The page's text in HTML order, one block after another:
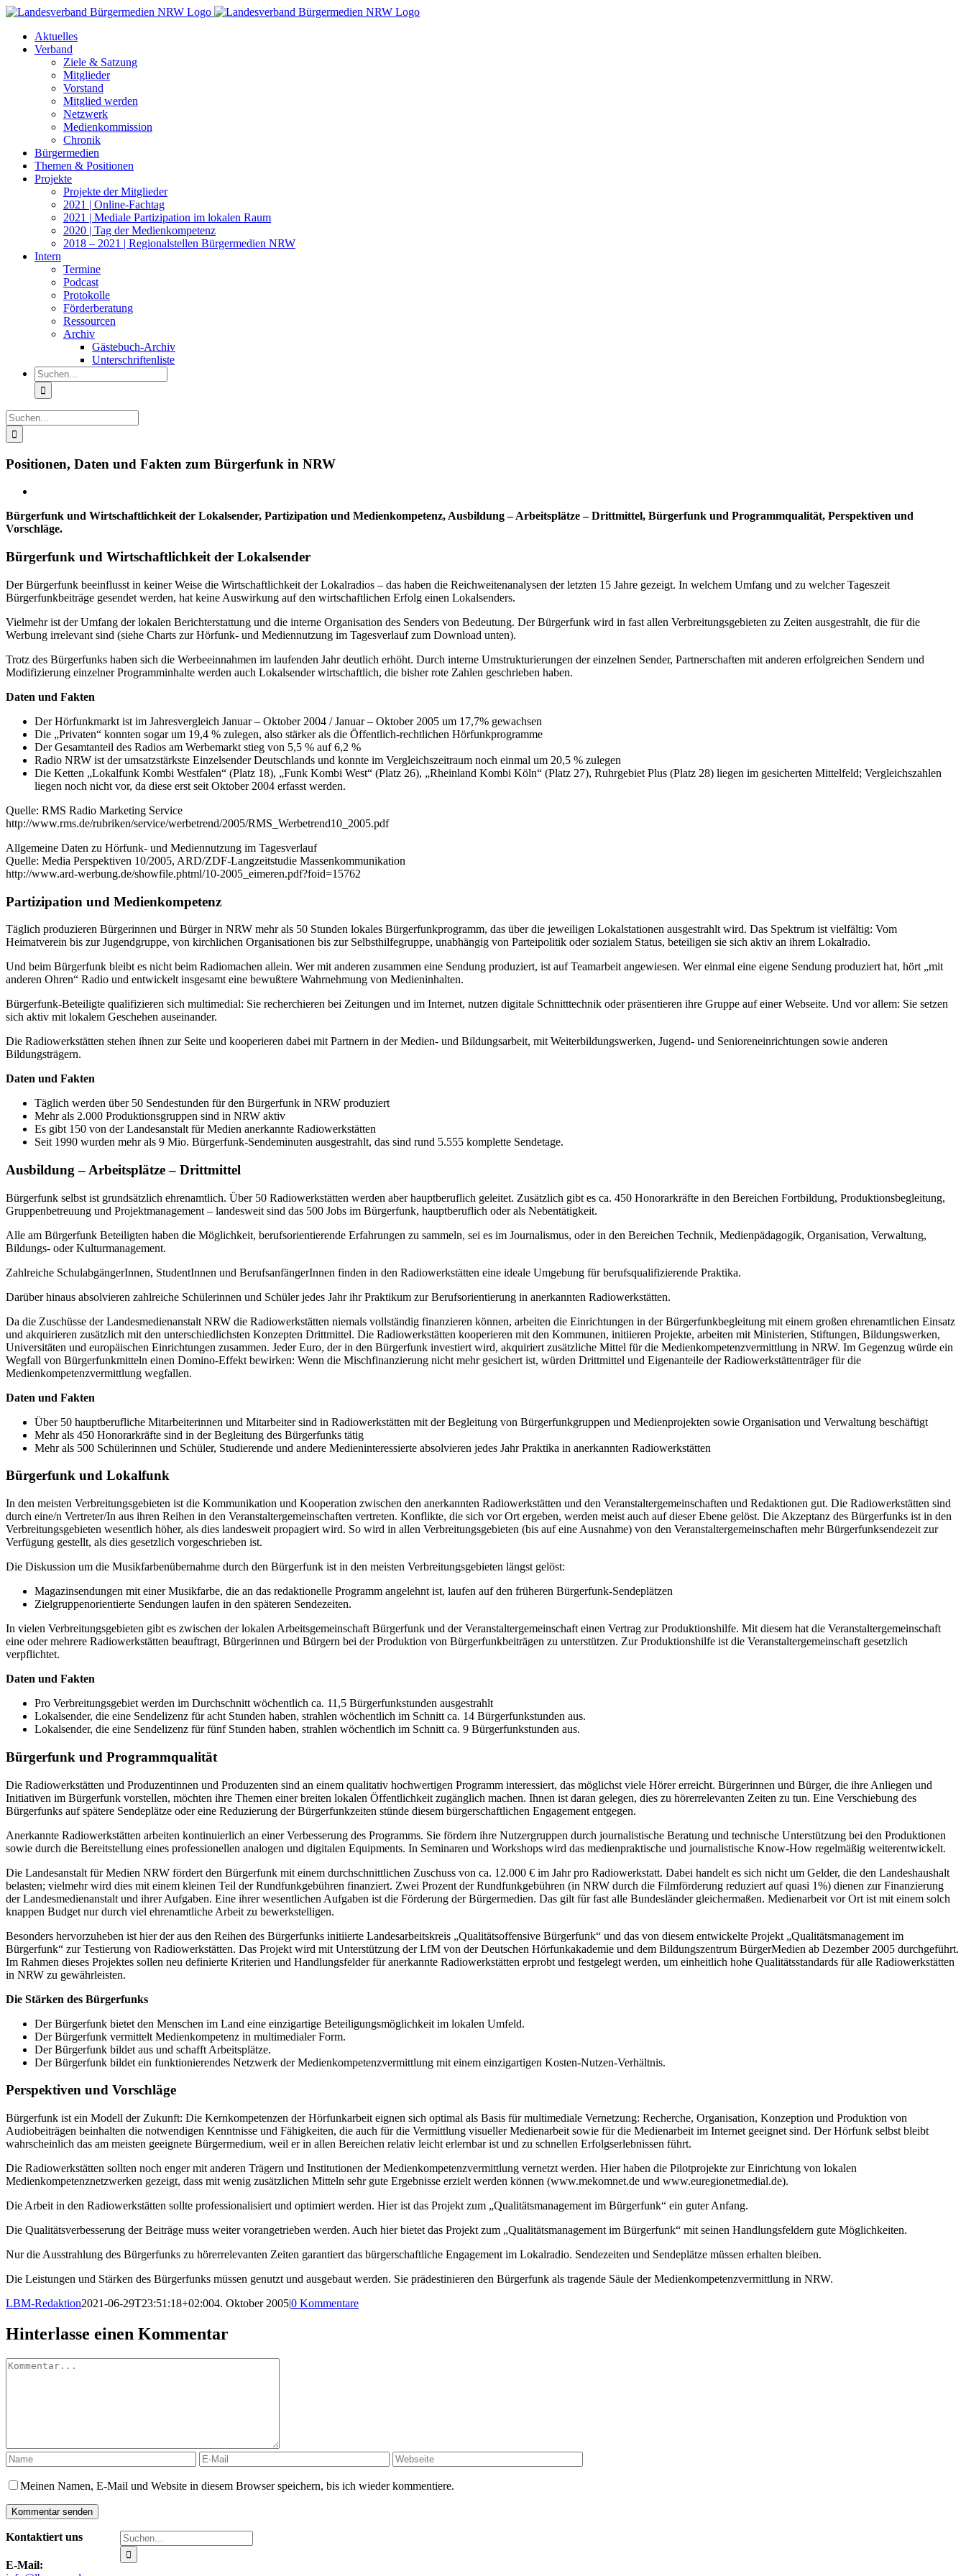
Zum
springenAktuelles
Verband
Ziele & Satzung
Mitglieder
Vorstand
Mitglied werden
Netzwerk
Medienkommission
Chronik
Bürgermedien
Themen & Positionen
Projekte
Projekte der Mitglieder
2021 | Online-Fachtag
2021 | Mediale Partizipation im lokalen Raum
2020 | Tag der Medienkompetenz
2018 – 2021 | Regionalstellen Bürgermedien NRW
Intern
Termine
Podcast
Protokolle
Förderberatung
Ressourcen
Archiv
Gästebuch-Archiv
Unterschriftenliste
Suche
nach:
Suche
nach:
Positionen, Daten und Fakten zum Bürgerfunk in NRW
Bürgerfunk und Wirtschaftlichkeit der Lokalsender, Partizipation und Medienkompetenz, Ausbildung – Arbeitsplätze – Drittmittel, Bürgerfunk und Programmqualität, Perspektiven und
Vorschläge.
Bürgerfunk und Wirtschaftlichkeit der Lokalsender
Der Bürgerfunk beeinflusst in keiner Weise die Wirtschaftlichkeit der Lokalradios – das haben die Reichweitenanalysen der letzten 15 Jahre gezeigt. In welchem Umfang und zu welcher Tageszeit
Bürgerfunkbeiträge gesendet werden, hat keine Auswirkung auf den wirtschaftlichen Erfolg einen Lokalsenders.
Vielmehr ist der Umfang der lokalen Berichterstattung und die interne Organisation des Senders von Bedeutung. Der Bürgerfunk wird in fast allen Verbreitungsgebieten zu Zeiten ausgestrahlt, die für die
Werbung irrelevant sind (siehe Charts zur Hörfunk- und Mediennutzung im Tagesverlauf zum Download unten).
Trotz des Bürgerfunks haben sich die Werbeeinnahmen im laufenden Jahr deutlich erhöht. Durch interne Umstrukturierungen der einzelnen Sender, Partnerschaften mit anderen erfolgreichen Sendern und
Modifizierung einzelner Programminhalte werden auch Lokalsender wirtschaftlich, die bisher rote Zahlen geschrieben haben.
Daten und Fakten
Der Hörfunkmarkt ist im Jahresvergleich Januar – Oktober 2004 / Januar – Oktober 2005 um 17,7% gewachsen
Die „Privaten“ konnten sogar um 19,4 % zulegen, also stärker als die Öffentlich-rechtlichen Hörfunkprogramme
Der Gesamtanteil des Radios am Werbemarkt stieg von 5,5 % auf 6,2 %
Radio NRW ist der umsatzstärkste Einzelsender Deutschlands und konnte im Vergleichszeitraum noch einmal um 20,5 % zulegen
Die Ketten „Lokalfunk Kombi Westfalen“ (Platz 18), „Funk Kombi West“ (Platz 26), „Rheinland Kombi Köln“ (Platz 27), Ruhrgebiet Plus (Platz 28) liegen im gesicherten Mittelfeld; Vergleichszahlen
liegen noch nicht vor, da diese erst seit Oktober 2004 erfasst werden.
Quelle: RMS Radio Marketing Service
http://www.rms.de/rubriken/service/werbetrend/2005/RMS_Werbetrend10_2005.pdf
Allgemeine Daten zu Hörfunk- und Mediennutzung im Tagesverlauf
Quelle: Media Perspektiven 10/2005, ARD/ZDF-Langzeitstudie Massenkommunikation
http://www.ard-werbung.de/showfile.phtml/10-2005_eimeren.pdf?foid=15762
Partizipation und Medienkompetenz
Täglich produzieren Bürgerinnen und Bürger in NRW mehr als 50 Stunden lokales Bürgerfunkprogramm, das über die jeweiligen Lokalstationen ausgestrahlt wird. Das Spektrum ist vielfältig: Vom
Heimatverein bis zur Jugendgruppe, von kirchlichen Organisationen bis zur Selbsthilfegruppe, unabhängig von Parteipolitik oder sozialem Status, beteiligen sie sich aktiv an ihrem Lokalradio.
Und beim Bürgerfunk bleibt es nicht beim Radiomachen allein. Wer mit anderen zusammen eine Sendung produziert, ist auf Teamarbeit angewiesen. Wer einmal eine eigene Sendung produziert hat, hört „mit
anderen Ohren“ Radio und entwickelt insgesamt eine bewußtere Wahrnehmung von Medieninhalten.
Bürgerfunk-Beteiligte qualifizieren sich multimedial: Sie recherchieren bei Zeitungen und im Internet, nutzen digitale Schnitttechnik oder präsentieren ihre Gruppe auf einer Webseite. Und vor allem: Sie setzen
sich aktiv mit lokalem Geschehen auseinander.
Die Radiowerkstätten stehen ihnen zur Seite und kooperieren dabei mit Partnern in der Medien- und Bildungsarbeit, mit Weiterbildungswerken, Jugend- und Senioreneinrichtungen sowie anderen
Bildungsträgern.
Daten und Fakten
Täglich werden über 50 Sendestunden für den Bürgerfunk in NRW produziert
Mehr als 2.000 Produktionsgruppen sind in NRW aktiv
Es gibt 150 von der Landesanstalt für Medien anerkannte Radiowerkstätten
Seit 1990 wurden mehr als 9 Mio. Bürgerfunk-Sendeminuten ausgestrahlt, das sind rund 5.555 komplette Sendetage.
Ausbildung – Arbeitsplätze – Drittmittel
Bürgerfunk selbst ist grundsätzlich ehrenamtlich. Über 50 Radiowerkstätten werden aber hauptberuflich geleitet. Zusätzlich gibt es ca. 450 Honorarkräfte in den Bereichen Fortbildung, Produktionsbegleitung,
Gruppenbetreuung und Projektmanagement – landesweit sind das 500 Jobs im Bürgerfunk, hauptberuflich oder als Nebentätigkeit.
Alle am Bürgerfunk Beteiligten haben die Möglichkeit, berufsorientierende Erfahrungen zu sammeln, sei es im Journalismus, oder in den Bereichen Technik, Medienpädagogik, Organisation, Verwaltung,
Bildungs- oder Kulturmanagement.
Zahlreiche SchulabgängerInnen, StudentInnen und BerufsanfängerInnen finden in den Radiowerkstätten eine ideale Umgebung für berufsqualifizierende Praktika.
Darüber hinaus absolvieren zahlreiche Schülerinnen und Schüler jedes Jahr ihr Praktikum zur Berufsorientierung in anerkannten Radiowerkstätten.
Da die Zuschüsse der Landesmedienanstalt NRW die Radiowerkstätten niemals vollständig finanzieren können, arbeiten die Einrichtungen in der Bürgerfunkbegleitung mit einem großen ehrenamtlichen Einsatz
und akquirieren zusätzlich mit den unterschiedlichsten Konzepten Drittmittel. Die Radiowerkstätten kooperieren mit den Kommunen, initiieren Projekte, arbeiten mit Ministerien, Stiftungen, Bildungswerken,
Universitäten und europäischen Einrichtungen zusammen. Jeder Euro, der in den Bürgerfunk investiert wird, akquiriert zusätzliche Mittel für die Medienkompetenzvermittlung in NRW. Im Gegenzug würde ein
Wegfall von Bürgerfunkmitteln einen Domino-Effekt bewirken: Wenn die Mischfinanzierung nicht mehr gesichert ist, würden Drittmittel und Eigenanteile der Radiowerkstättenträger für die
Medienkompetenzvermittlung wegfallen.
Daten und Fakten
Über 50 hauptberufliche Mitarbeiterinnen und Mitarbeiter sind in Radiowerkstätten mit der Begleitung von Bürgerfunkgruppen und Medienprojekten sowie Organisation und Verwaltung beschäftigt
Mehr als 450 Honorarkräfte sind in der Begleitung des Bürgerfunks tätig
Mehr als 500 Schülerinnen und Schüler, Studierende und andere Medieninteressierte absolvieren jedes Jahr Praktika in anerkannten Radiowerkstätten
Bürgerfunk und Lokalfunk
In den meisten Verbreitungsgebieten ist die Kommunikation und Kooperation zwischen den anerkannten Radiowerkstätten und den Veranstaltergemeinschaften und Redaktionen gut. Die Radiowerkstätten sind
durch eine/n Vertreter/In aus ihren Reihen in den Veranstaltergemeinschaften vertreten. Konflikte, die sich vor Ort ergeben, werden meist auch auf dieser Ebene gelöst. Die Akzeptanz des Bürgerfunks ist in den
Verbreitungsgebieten wesentlich höher, als dies landesweit propagiert wird. So wird in allen Verbreitungsgebieten (bis auf eine Ausnahme) von den Veranstaltergemeinschaften mehr Bürgerfunksendezeit zur
Verfügung gestellt, als dies gesetzlich vorgeschrieben ist.
Die Diskussion um die Musikfarbenübernahme durch den Bürgerfunk ist in den meisten Verbreitungsgebieten längst gelöst:
Magazinsendungen mit einer Musikfarbe, die an das redaktionelle Programm angelehnt ist, laufen auf den früheren Bürgerfunk-Sendeplätzen
Zielgruppenorientierte Sendungen laufen in den späteren Sendezeiten.
In vielen Verbreitungsgebieten gibt es zwischen der lokalen Arbeitsgemeinschaft Bürgerfunk und der Veranstaltergemeinschaft einen Vertrag zur Produktionshilfe. Mit diesem hat die Veranstaltergemeinschaft
eine oder mehrere Radiowerkstätten beauftragt, Bürgerinnen und Bürgern bei der Produktion von Bürgerfunkbeiträgen zu unterstützen. Zur Produktionshilfe ist die Veranstaltergemeinschaft gesetzlich
verpflichtet.
Daten und Fakten
Pro Verbreitungsgebiet werden im Durchschnitt wöchentlich ca. 11,5 Bürgerfunkstunden ausgestrahlt
Lokalsender, die eine Sendelizenz für acht Stunden haben, strahlen wöchentlich im Schnitt ca. 14 Bürgerfunkstunden aus.
Lokalsender, die eine Sendelizenz für fünf Stunden haben, strahlen wöchentlich im Schnitt ca. 9 Bürgerfunkstunden aus.
Bürgerfunk und Programmqualität
Die Radiowerkstätten und Produzentinnen und Produzenten sind an einem qualitativ hochwertigen Programm interessiert, das möglichst viele Hörer erreicht. Bürgerinnen und Bürger, die ihre Anliegen und
Initiativen im Bürgerfunk vorstellen, möchten ihre Themen einer breiten lokalen Öffentlichkeit zugänglich machen. Ihnen ist daran gelegen, dies zu hörerrelevanten Zeiten zu tun. Eine Verschiebung des
Bürgerfunks auf spätere Sendeplätze oder eine Reduzierung der Bürgerfunkzeiten stünde diesem bürgerschaftlichen Engagement entgegen.
Anerkannte Radiowerkstätten arbeiten kontinuierlich an einer Verbesserung des Programms. Sie fördern ihre Nutzergruppen durch journalistische Beratung und technische Unterstützung bei den Produktionen
sowie durch die Bereitstellung eines professionellen analogen und digitalen Equipments. In Seminaren und Workshops wird das medienpraktische und journalistische Know-How regelmäßig weiterentwickelt.
Die Landesanstalt für Medien NRW fördert den Bürgerfunk mit einem durchschnittlichen Zuschuss von ca. 12.000 € im Jahr pro Radiowerkstatt. Dabei handelt es sich nicht um Gelder, die den Landeshaushalt
belasten; vielmehr wird dies mit einem kleinen Teil der Rundfunkgebühren finanziert. Zwei Prozent der Rundfunkgebühren (in NRW durch die Filmförderung reduziert auf quasi 1%) dienen zur Finanzierung
der Landesmedienanstalt und ihrer Aufgaben. Eine ihrer wesentlichen Aufgaben ist die Förderung der Bürgermedien. Das gilt für fast alle Bundesländer gleichermaßen. Medienarbeit vor Ort ist mit einem solch
knappen Budget nur durch viel ehrenamtliche Arbeit zu bewerkstelligen.
Besonders hervorzuheben ist hier der aus den Reihen des Bürgerfunks initiierte Landesarbeitskreis „Qualitätsoffensive Bürgerfunk“ und das von diesem entwickelte Projekt „Qualitätsmanagement im
Bürgerfunk“ zur Testierung von Radiowerkstätten. Das Projekt wird mit Unterstützung der LfM von der Deutschen Hörfunkakademie und dem Bildungszentrum BürgerMedien ab Dezember 2005 durchgeführt.
Im Rahmen dieses Projektes sollen neu definierte Kriterien und Handlungsfelder für anerkannte Radiowerkstätten erprobt und festgelegt werden, um einheitlich hohe Qualitätsstandards für alle Radiowerkstätten
in NRW zu gewährleisten.
Die Stärken des Bürgerfunks
Der Bürgerfunk bietet den Menschen im Land eine einzigartige Beteiligungsmöglichkeit im lokalen Umfeld.
Der Bürgerfunk vermittelt Medienkompetenz in multimedialer Form.
Der Bürgerfunk bildet aus und schafft Arbeitsplätze.
Der Bürgerfunk bildet ein funktionierendes Netzwerk der Medienkompetenzvermittlung mit einem einzigartigen Kosten-Nutzen-Verhältnis.
Perspektiven und Vorschläge
Bürgerfunk ist ein Modell der Zukunft: Die Kernkompetenzen der Hörfunkarbeit eignen sich optimal als Basis für multimediale Vernetzung: Recherche, Organisation, Konzeption und Produktion von
Audiobeiträgen beinhalten die notwendigen Kenntnisse und Fähigkeiten, die auch für die Vermittlung visueller Medienarbeit sowie für die Medienarbeit im Internet geeignet sind. Der Hörfunk selbst bleibt
wahrscheinlich das am meisten geeignete Bürgermedium, weil er in allen Bereichen relativ leicht erlernbar ist und zu schnellen Erfolgserlebnissen führt.
Die Radiowerkstätten sollten noch enger mit anderen Trägern und Institutionen der Medienkompetenzvermittlung vernetzt werden. Hier haben die Pilotprojekte zur Einrichtung von lokalen
Medienkompetenznetzwerken gezeigt, dass mit wenig zusätzlichen Mitteln sehr gute Ergebnisse erzielt werden können (www.mekomnet.de und www.euregionetmedial.de).
Die Arbeit in den Radiowerkstätten sollte professionalisiert und optimiert werden. Hier ist das Projekt zum „Qualitätsmanagement im Bürgerfunk“ ein guter Anfang.
Die Qualitätsverbesserung der Beiträge muss weiter vorangetrieben werden. Auch hier bietet das Projekt zum „Qualitätsmanagement im Bürgerfunk“ mit seinen Handlungsfeldern gute Möglichkeiten.
Nur die Ausstrahlung des Bürgerfunks zu hörerrelevanten Zeiten garantiert das bürgerschaftliche Engagement im Lokalradio. Sendezeiten und Sendeplätze müssen erhalten bleiben.
Die Leistungen und Stärken des Bürgerfunks müssen genutzt und ausgebaut werden. Sie prädestinieren den Bürgerfunk als tragende Säule der Medienkompetenzvermittlung in NRW.
LBM-Redaktion2021-06-29T23:51:18+02:004. Oktober 2005|0 Kommentare
Hinterlasse einen Kommentar
Kommentar
Meinen Namen, E-Mail und Website in diesem Browser speichern, bis ich wieder kommentiere.
Suche
nach:
Kontaktiert uns
E-Mail: